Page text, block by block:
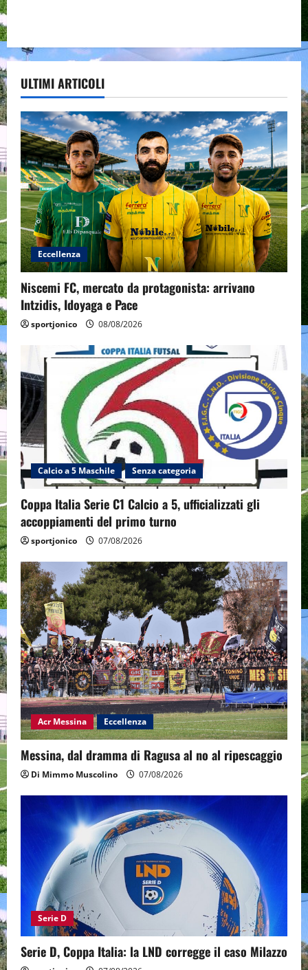
ULTIMI ARTICOLI
Eccellenza
Niscemi FC, mercato da protagonista: arrivano
Intzidis, Idoyaga e Pace
sportjonico 08/08/2026
Calcio a 5 Maschile Senza categoria
Coppa Italia Serie C1 Calcio a 5, ufficializzati gli
accoppiamenti del primo turno
sportjonico 07/08/2026
Acr Messina Eccellenza
Messina, dal dramma di Ragusa al no al ripescaggio
Di Mimmo Muscolino 07/08/2026
Serie D
Serie D, Coppa Italia: la LND corregge il caso Milazzo